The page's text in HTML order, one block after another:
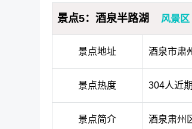
景点5：酒泉半路湖 风景区
景点地址 酒泉市肃
景点热度 304人近
景点简介 酒泉肃州